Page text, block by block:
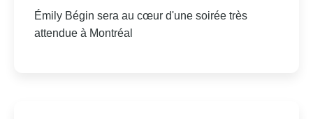
Émily Bégin sera au cœur d'une soirée très
attendue à Montréal